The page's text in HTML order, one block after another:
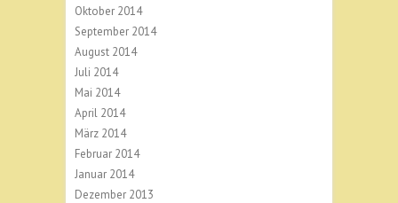
Oktober 2014
September 2014
August 2014
Juli 2014
Mai 2014
April 2014
März 2014
Februar 2014
Januar 2014
Dezember 2013